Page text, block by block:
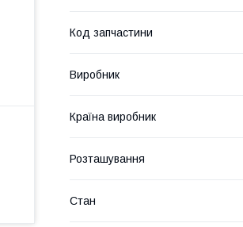
Код запчастини
Виробник
Країна виробник
Розташування
Стан